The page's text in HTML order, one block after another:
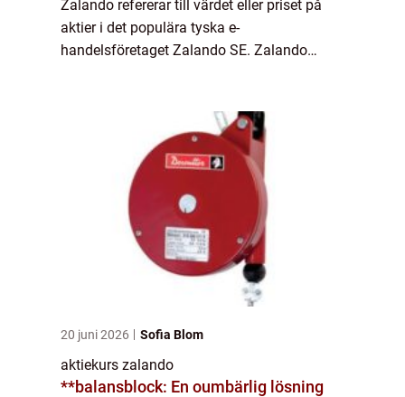
Zalando refererar till värdet eller priset på
aktier i det populära tyska e-
handelsföretaget Zalando SE. Zalando
20 juni 2026 Sofia Blom
aktiekurs zalando
**balansblock: En oumbärlig lösning